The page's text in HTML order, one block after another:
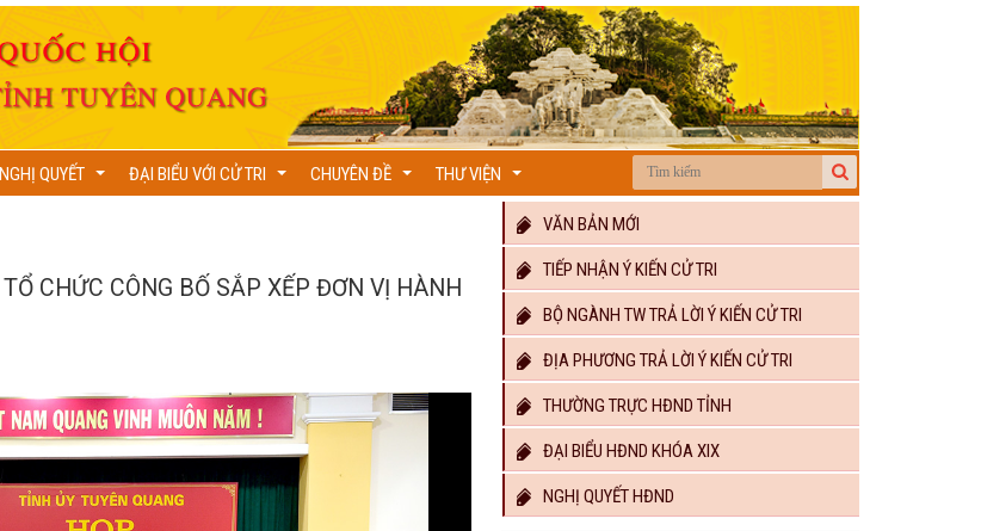
QUYẾT
...
ĐẠI BIỂU VỚI CỬ TRI
...
CHUYÊN ĐỀ
...
THƯ VIỆN
...
CHỨC CÔNG BỐ SẮP XẾP ĐƠN VỊ HÀNH
VĂN BẢN MỚI
TIẾP NHẬN Ý KIẾN CỬ TRI
BỘ NGÀNH TW TRẢ LỜI Ý KIẾN CỬ TRI
ĐỊA PHƯƠNG TRẢ LỜI Ý KIẾN CỬ TRI
THƯỜNG TRỰC HĐND TỈNH
ĐẠI BIỂU HĐND KHÓA XIX
NGHỊ QUYẾT HĐND